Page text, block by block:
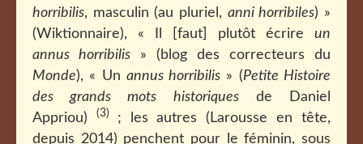
horribilis, masculin (au pluriel, anni horribiles) »
(Wiktionnaire), « Il [faut] plutôt écrire un
annus horribilis » (blog des correcteurs du
Monde), « Un annus horribilis » (Petite Histoire
des grands mots historiquesde Daniel
Appriou)
(3) ; les autres (Larousse en tête,
depuis 2014) penchent pour le féminin, sous